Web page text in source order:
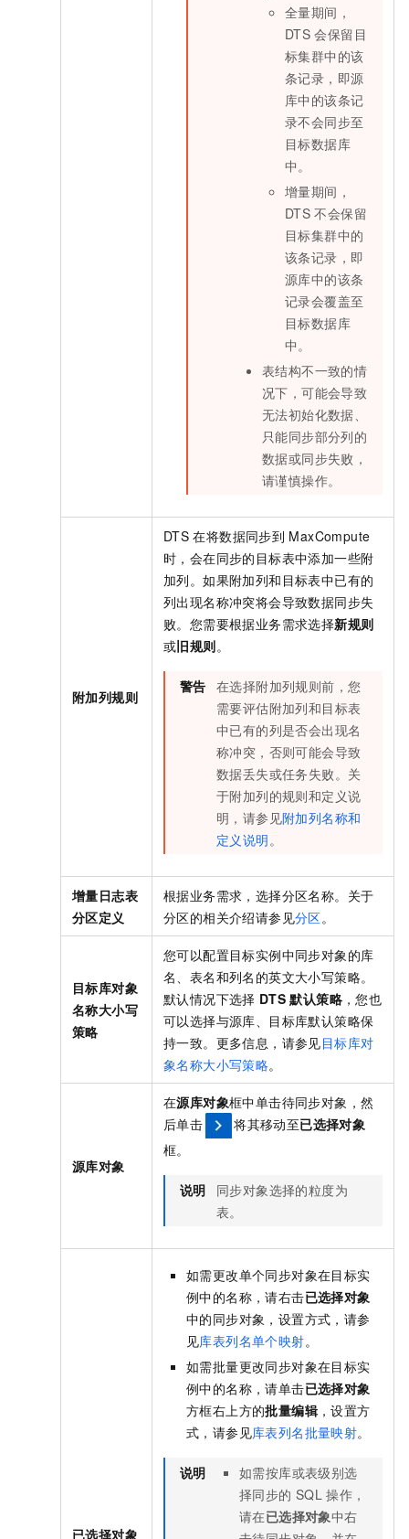
全量期间，
DTS 会保留目
标集群中的该
条记录，即源
库中的该条记
录不会同步至
目标数据库
中。
增量期间，
DTS 不会保留
目标集群中的
该条记录，即
源库中的该条
记录会覆盖至
目标数据库
中。
表结构不一致的情
况下，可能会导致
无法初始化数据、
只能同步部分列的
数据或同步失败，
请谨慎操作。
附加列规则
DTS 在将数据同步到 MaxCompute
时，会在同步的目标表中添加一些附
加列。如果附加列和目标表中已有的
列出现名称冲突将会导致数据同步失
败。您需要根据业务需求选择新规则
或旧规则。
警告 在选择附加列规则前，您
需要评估附加列和目标表
中已有的列是否会出现名
称冲突，否则可能会导致
数据丢失或任务失败。关
于附加列的规则和定义说
明，请参见附加列名称和
定义说明 。
增量日志表
分区定义
根据业务需求，选择分区名称。关于
分区的相关介绍请参见分区。
目标库对象
名称大小写
策略
您可以配置目标实例中同步对象的库
名、表名和列名的英文大小写策略。
默认情况下选择 DTS 默认策略 ，您也
可以选择与源库、目标库默认策略保
持一致。更多信息，请参见目标库对
象名称大小写策略。
源库对象
在源库对象框中单击待同步对象，然
后单击
将其移动至已选择对象
框。
说明
同步对象选择的粒度为
表。
已选择对象
如需更改单个同步对象在目标实
例中的名称，请右击已选择对象
中的同步对象，设置方式，请参
见库表列名单个映射。
如需批量更改同步对象在目标实
例中的名称，请单击已选择对象
方框右上方的批量编辑 ，设置方
式，请参见库表列名批量映射。
说明
如需按库或表级别选
择同步的 SQL 操作，
请在已选择对象中右